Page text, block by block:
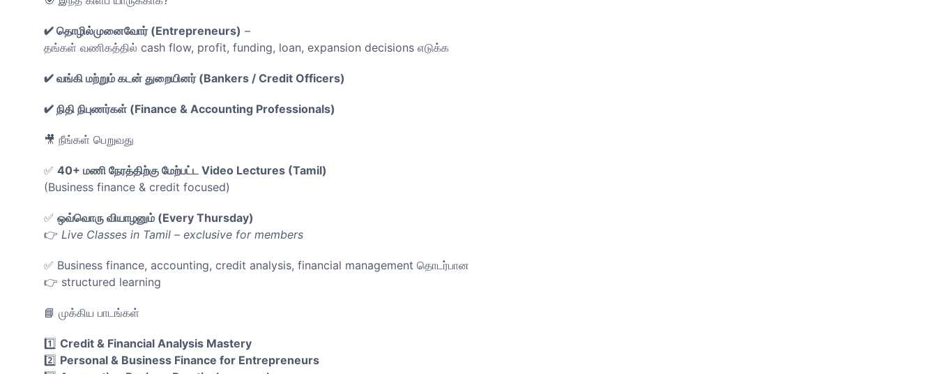
✔ தொழில்முனைவோர் (Entrepreneurs) –
தங்கள் வணிகத்தில் cash flow, profit, funding, loan, expansion decisions எடுக்க
✔ வங்கி மற்றும் கடன் துறையினர் (Bankers / Credit Officers)
✔ நிதி நிபுணர்கள் (Finance & Accounting Professionals)
🎥 நீங்கள் பெறுவது
✅ 40+ மணி நேரத்திற்கு மேற்பட்ட Video Lectures (Tamil)
(Business finance & credit focused)
✅ ஒவ்வொரு வியாழனும் (Every Thursday)
👉 Live Classes in Tamil – exclusive for members
✅ Business finance, accounting, credit analysis, financial management தொடர்பான
👉 structured learning
📘 முக்கிய பாடங்கள்
1️⃣ Credit & Financial Analysis Mastery
2️⃣ Personal & Business Finance for Entrepreneurs